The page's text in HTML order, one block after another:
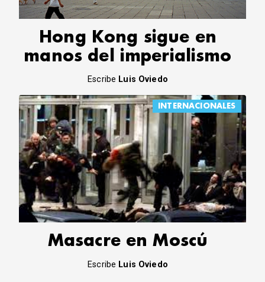
Hong Kong sigue en
manos del imperialismo
Escribe Luis Oviedo
INTERNACIONALES
Masacre en Moscú
Escribe Luis Oviedo